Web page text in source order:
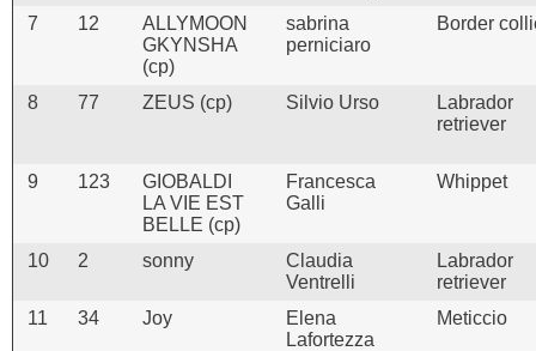
7 12
ALLYMOON
GKYNSHA
(cp)
sabrina
perniciaro
Border
8 77 ZEUS (cp) Silvio Urso
Labrador
retriever
9 123
GIOBALDI
LA VIE EST
BELLE (cp)
Francesca
Galli
Whippet
10 2 sonny
Claudia
Ventrelli
Labrador
retriever
11
34 Joy
Elena
Lafortezza
Meticcio